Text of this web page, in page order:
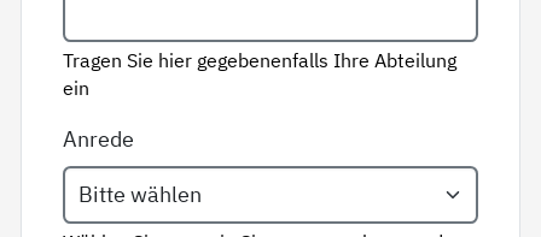
Tragen Sie hier gegebenenfalls Ihre Abteilung
ein
Anrede